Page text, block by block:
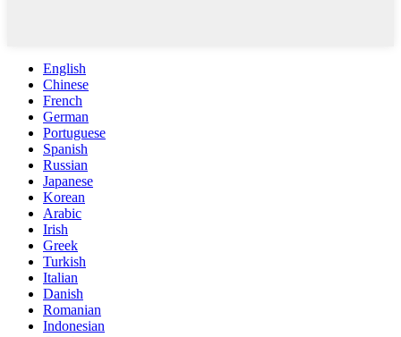
English
Chinese
French
German
Portuguese
Spanish
Russian
Japanese
Korean
Arabic
Irish
Greek
Turkish
Italian
Danish
Romanian
Indonesian